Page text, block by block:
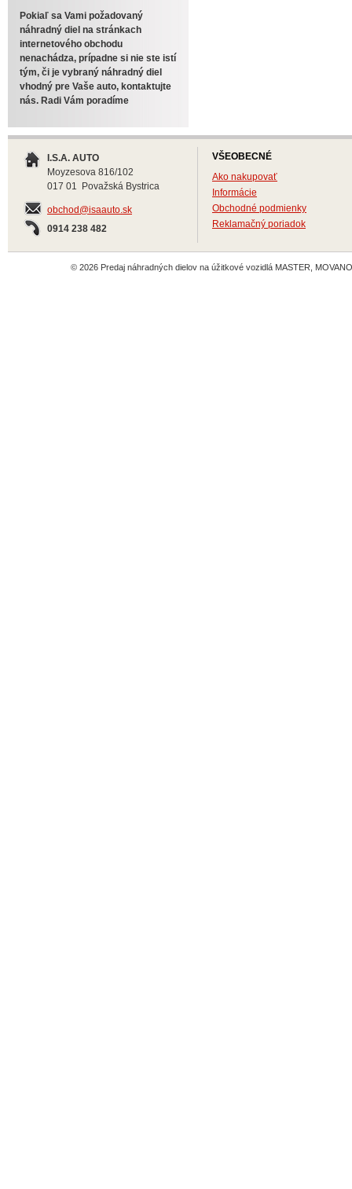
Pokiaľ sa Vami požadovaný
náhradný diel na stránkach
internetového obchodu
nenachádza, prípadne si nie ste istí
tým, či je vybraný náhradný diel
vhodný pre Vaše auto, kontaktujte
nás. Radi Vám poradíme
I.S.A. AUTO
Moyzesova 816/102
017 01 Považská Bystrica
obchod@isaauto.sk
0914 238 482
VŠEOBECNÉ
Ako nakupovať
Informácie
Obchodné podmienky
Reklamačný poriadok
© 2026 Predaj náhradných dielov na úžitkové vozidlá MASTER,